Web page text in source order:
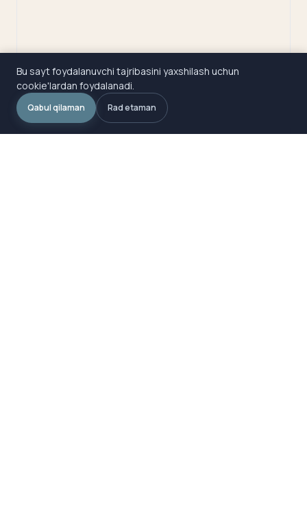
Bu sayt foydalanuvchi tajribasini yaxshilash uchun
cookie'lardan foydalanadi.
Qabul qilaman Rad etaman